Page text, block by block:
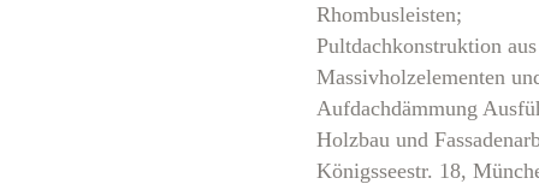
Rhombusleisten;
Pultdachkonstruktion aus
Massivholzelementen
Aufdachdämmung
Holzbau und
Königsseestr. 18,